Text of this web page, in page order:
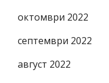
октомври 2022
септември 2022
август 2022